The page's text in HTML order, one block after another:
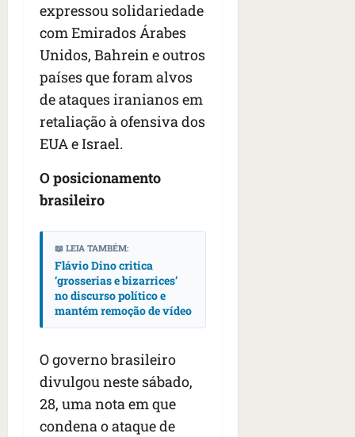
expressou solidariedade
com Emirados Árabes
Unidos, Bahrein e outros
países que foram alvos
de ataques iranianos em
retaliação à ofensiva dos
EUA e Israel.
O posicionamento
brasileiro
📖 LEIA TAMBÉM:
Flávio Dino critica
‘grosserias e bizarrices’
no discurso político e
mantém remoção de vídeo
O governo brasileiro
divulgou neste sábado,
28, uma nota em que
condena o ataque de